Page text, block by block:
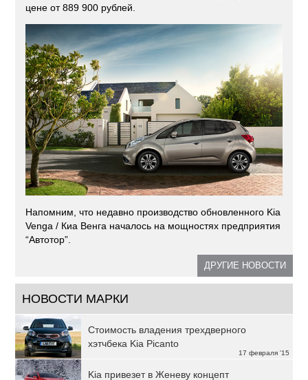
цене от 889 900 рублей.
Напомним, что недавно производство обновленного Kia
Venga / Киа Венга началось на мощностях предприятия
“Автотор”.
ДРУГИЕ НОВОСТИ
НОВОСТИ МАРКИ
17 февраля '15
Стоимость владения трехдверного
хэтчбека Kia Picanto
Kia привезет в Женеву концепт